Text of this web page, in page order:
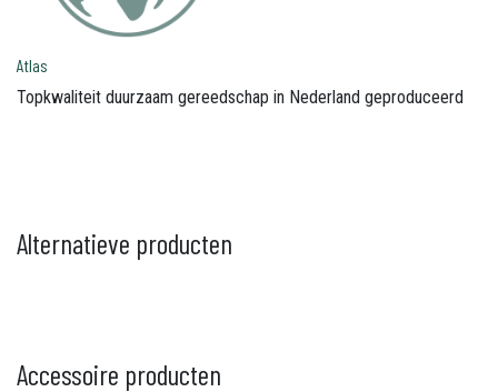
Atlas
Topkwaliteit duurzaam gereedschap in Nederland geproduceerd
Alternatieve producten
Accessoire producten